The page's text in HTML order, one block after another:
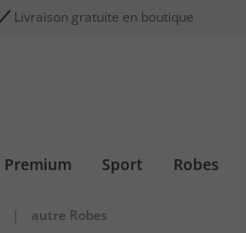
Livraison gratuite en boutique
Premium Sport Robes
| autre Robes